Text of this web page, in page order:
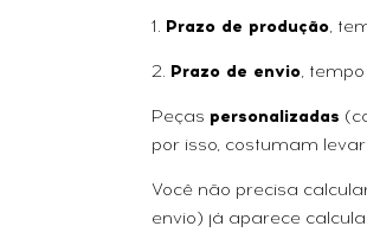
1. Prazo de produção,
2. Prazo de envio,
Peças personalizadas
por isso, costumam
Você não precisa
envio) já aparece